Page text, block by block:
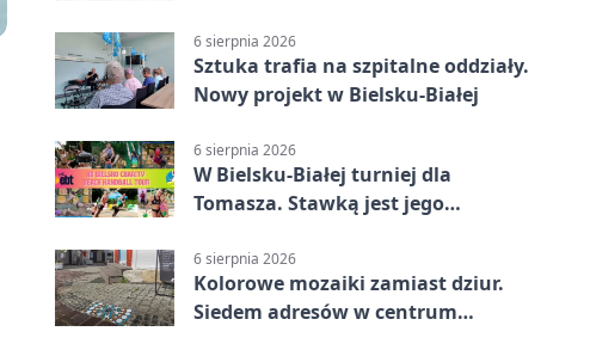
6 sierpnia 2026
Sztuka trafia na szpitalne oddziały.
Nowy projekt w Bielsku-Białej
6 sierpnia 2026
W Bielsku-Białej turniej dla
Tomasza. Stawką jest jego
6 sierpnia 2026
Kolorowe mozaiki zamiast dziur.
Siedem adresów w centrum